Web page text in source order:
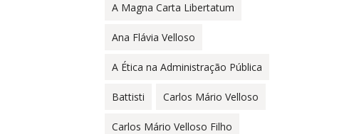
A Magna Carta Libertatum
Ana Flávia Velloso
A Ética na Administração Pública
Battisti Carlos Mário Velloso
Carlos Mário Velloso Filho